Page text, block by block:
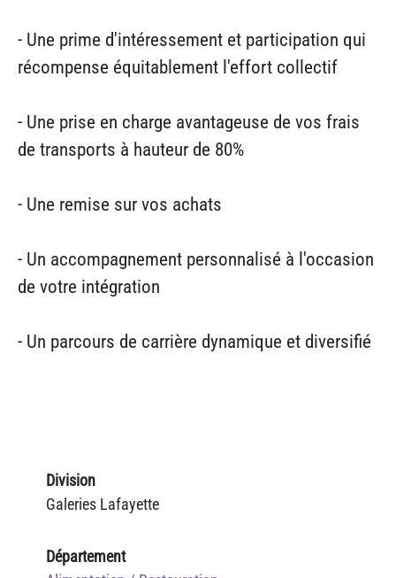
- Une prime d'intéressement et participation qui
récompense équitablement l'effort collectif
- Une prise en charge avantageuse de vos frais
de transports à hauteur de 80%
- Une remise sur vos achats
- Un accompagnement personnalisé à l'occasion
de votre intégration
- Un parcours de carrière dynamique et diversifié
Division
Galeries Lafayette
Département